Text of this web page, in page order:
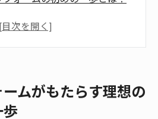
を実現するためのリフォーム
ォームで気をつけるべきポイ
ムがもたらす理想の